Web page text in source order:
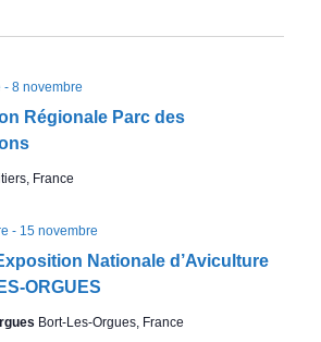
Régionale Parc des
- 8 novembre
France
Nationale d’Aviculture
ORGUES
- 15 novembre
Bort-Les-Orgues, France